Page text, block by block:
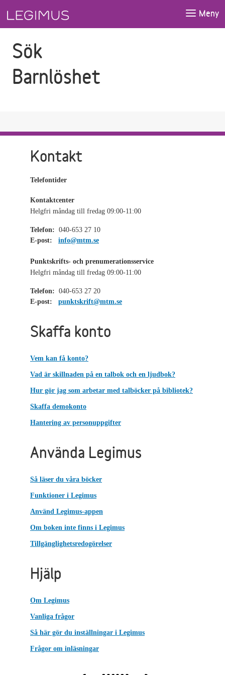
Meny
Sök
Barnlöshet
Kontakt
Telefontider
Kontaktcenter
Helgfri måndag till fredag 09:00-11:00
Telefon: 040-653 27 10
E-post:
info@mtm.se
Punktskrifts- och prenumerationsservice
Helgfri måndag till fredag 09:00-11:00
Telefon: 040-653 27 20
E-post:
punktskrift@mtm.se
Skaffa konto
Vem kan få konto?
Vad är skillnaden på en talbok och en ljudbok?
Hur gör jag som arbetar med talböcker på bibliotek?
Skaffa demokonto
Hantering av personuppgifter
Använda Legimus
Så läser du våra böcker
Funktioner i Legimus
Använd Legimus-appen
Om boken inte finns i Legimus
Tillgänglighetsredogörelser
Hjälp
Om Legimus
Vanliga frågor
Så här gör du inställningar i Legimus
Frågor om inläsningar